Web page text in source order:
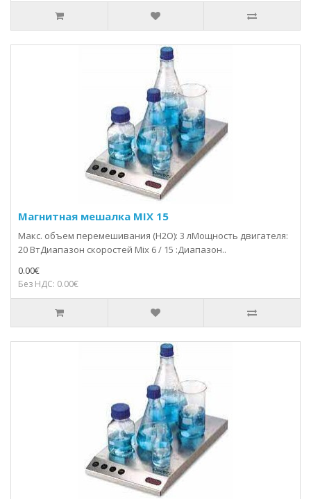
Магнитная мешалка MIX 15
Макс. объем перемешивания (H2O): 3 лМощность двигателя:
20 ВтДиапазон скоростей Mix 6 / 15 :Диапазон..
0.00€
Без НДС: 0.00€